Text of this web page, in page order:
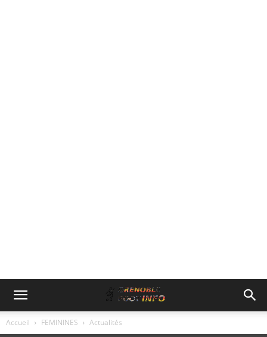
Accueil FEMININES Actualités